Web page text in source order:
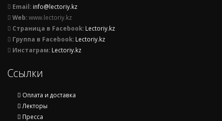
Email: info@lectoriy.kz
Web:www.lectoriy.kz
Страница в Facebook: Lectoriy.kz
Группа в Facebook: Lectoriy.kz
Инстаграм: Lectoriy.kz
Ссылки
Оплата и доставка
Лекторы
Пресса